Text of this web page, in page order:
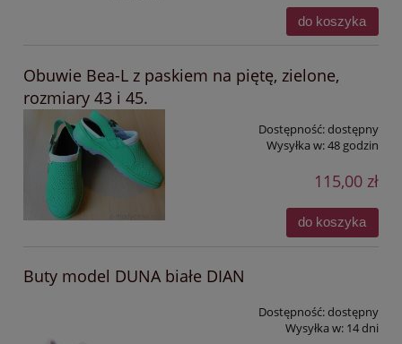
do koszyka
Obuwie Bea-L z paskiem na piętę, zielone,
rozmiary 43 i 45.
Dostępność:dostępny
Wysyłka w:48 godzin
115,00 zł
do koszyka
Buty model DUNA białe DIAN
Dostępność:dostępny
Wysyłka w: 14 dni